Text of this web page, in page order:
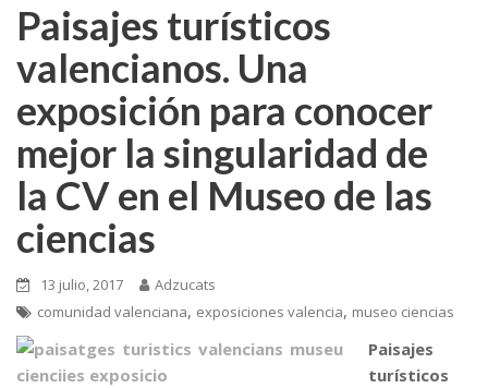
Paisajes turísticos
valencianos. Una
exposición para conocer
mejor la singularidad de
la CV en el Museo de las
ciencias
13 julio, 2017
Adzucats
comunidad valenciana, exposiciones valencia, museo ciencias
Paisajes
turísticos